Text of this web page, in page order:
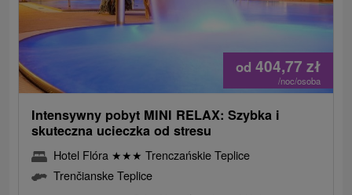
od 404,77 zł
/noc/osoba
Intensywny pobyt MINI RELAX: Szybka i
skuteczna ucieczka od stresu
Hotel Flóra ★★★ Trenczańskie Teplice
Trenčianske Teplice